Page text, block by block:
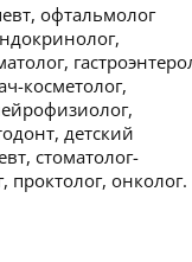
офтальмолог
косметолог,
детский
стоматолог-
проктолог, онколог.